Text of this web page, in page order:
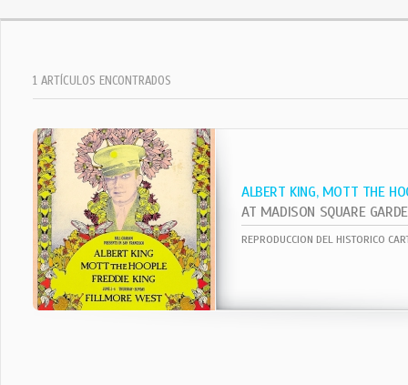
1 ARTÍCULOS ENCONTRADOS
ALBERT KING, MOTT THE